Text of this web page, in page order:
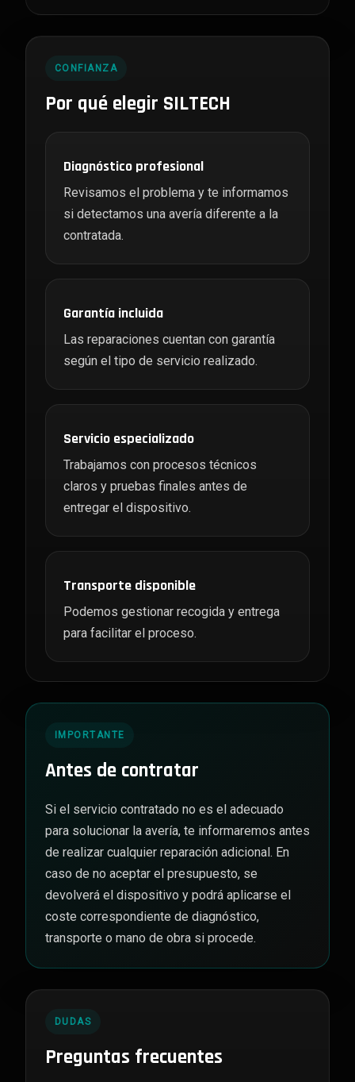
CONFIANZA
Por qué elegir SILTECH
Diagnóstico profesional
Revisamos el problema y te informamos
si detectamos una avería diferente a la
contratada.
Garantía incluida
Las reparaciones cuentan con garantía
según el tipo de servicio realizado.
Servicio especializado
Trabajamos con procesos técnicos
claros y pruebas finales antes de
entregar el dispositivo.
Transporte disponible
Podemos gestionar recogida y entrega
para facilitar el proceso.
IMPORTANTE
Antes de contratar
Si el servicio contratado no es el adecuado
para solucionar la avería, te informaremos antes
de realizar cualquier reparación adicional. En
caso de no aceptar el presupuesto, se
devolverá el dispositivo y podrá aplicarse el
coste correspondiente de diagnóstico,
transporte o mano de obra si procede.
DUDAS
Preguntas frecuentes